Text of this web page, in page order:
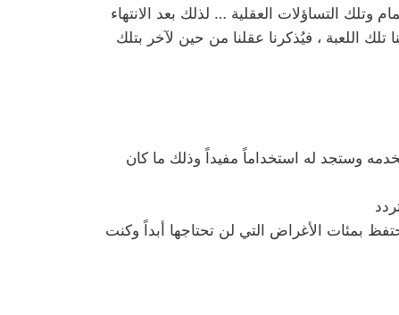
وتلك التساؤلات العقلية … لذلك بعد الانتهاء
اللعبة ، فيُذكرنا عقلنا من حين لآخر بتلك
وستجد له استخداماً مفيداً وذلك ما كان
بمئات الأغراض التي لن تحتاجها أبداً وكنت